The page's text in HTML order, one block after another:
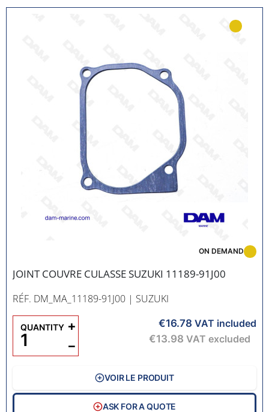
JOINT COUVRE CULASSE SUZUKI 11189-91J00
RÉF. DM_MA_11189-91J00 | SUZUKI
ON DEMAND
€16.78 VAT included
€13.98 VAT excluded
QUANTITY
−
+
VOIR LE PRODUIT
ASK FOR A QUOTE